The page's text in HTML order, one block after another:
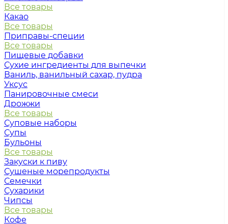
Все товары
Какао
Все товары
Приправы-специи
Все товары
Пищевые добавки
Сухие ингредиенты для выпечки
Ваниль, ванильный сахар, пудра
Уксус
Панировочные смеси
Дрожжи
Все товары
Суповые наборы
Супы
Бульоны
Все товары
Закуски к пиву
Сушеные морепродукты
Семечки
Сухарики
Чипсы
Все товары
Кофе